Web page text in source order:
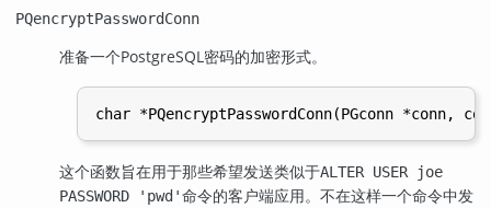
PQencryptPasswordConn
准备一个PostgreSQL密码的加密形式。
这个函数旨在用于那些希望发送类似于ALTER USER joe
PASSWORD 'pwd'命令的客户端应用。不在这样一个命令中发